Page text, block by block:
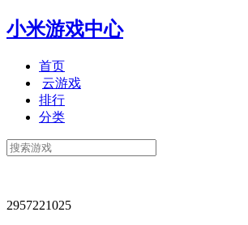
小米游戏中心
首页
云游戏
排行
分类
2957221025